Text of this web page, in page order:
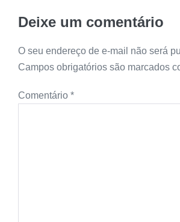
Deixe um comentário
O seu endereço de e-mail não será
Campos obrigatórios são marcados
Comentário *